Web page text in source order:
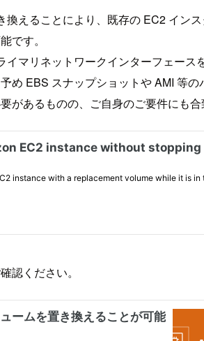
えることにより、既存の EC2 イン
です。
マリネットワークインターフェー
め EBS スナップショットや AMI 等
があるものの、ご自身のご要件にも合
認ください。